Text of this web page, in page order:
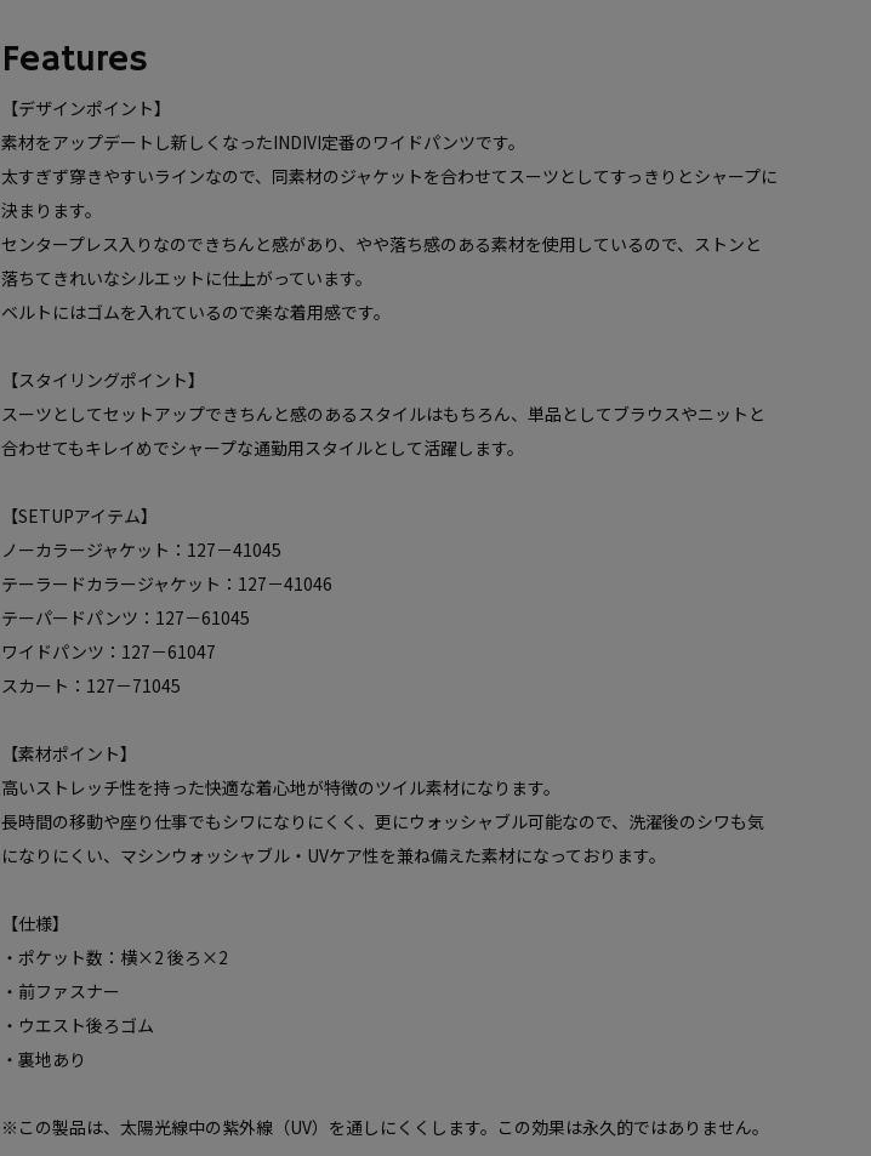
Features
【デザインポイント】
素材をアップデートし新しくなったINDIVI定番のワイドパンツです。
太すぎず穿きやすいラインなので、同素材のジャケットを合わせてスーツとしてすっきりとシャープに
決まります。
センタープレス入りなのできちんと感があり、やや落ち感のある素材を使用しているので、ストンと
落ちてきれいなシルエットに仕上がっています。
ベルトにはゴムを入れているので楽な着用感です。
【スタイリングポイント】
スーツとしてセットアップできちんと感のあるスタイルはもちろん、単品としてブラウスやニットと
合わせてもキレイめでシャープな通勤用スタイルとして活躍します。
【SETUPアイテム】
ノーカラージャケット：127－41045
テーラードカラージャケット：127－41046
テーパードパンツ：127－61045
ワイドパンツ：127－61047
スカート：127－71045
【素材ポイント】
高いストレッチ性を持った快適な着心地が特徴のツイル素材になります。
長時間の移動や座り仕事でもシワになりにくく、更にウォッシャブル可能なので、洗濯後のシワも気
になりにくい、マシンウォッシャブル・UVケア性を兼ね備えた素材になっております。
【仕様】
・ポケット数：横×2 後ろ×2
・前ファスナー
・ウエスト後ろゴム
・裏地あり
※この製品は、太陽光線中の紫外線（UV）を通しにくくします。この効果は永久的ではありません。